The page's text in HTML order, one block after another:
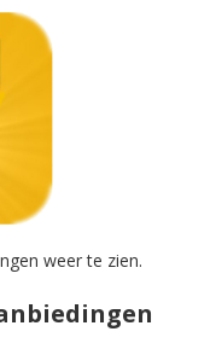
weer te zien.